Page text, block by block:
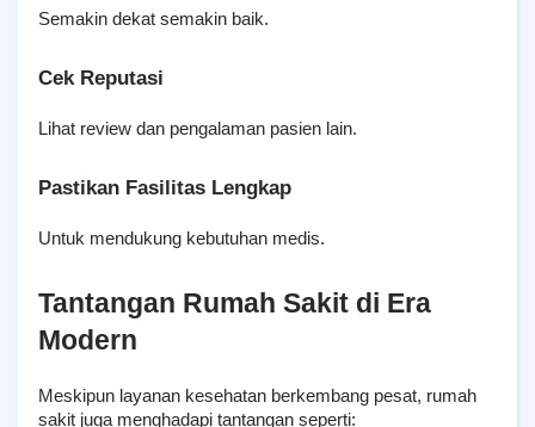
Semakin dekat semakin baik.
Cek Reputasi
Lihat review dan pengalaman pasien lain.
Pastikan Fasilitas Lengkap
Untuk mendukung kebutuhan medis.
Tantangan Rumah Sakit di Era
Modern
Meskipun layanan kesehatan berkembang pesat, rumah
sakit juga menghadapi tantangan seperti: